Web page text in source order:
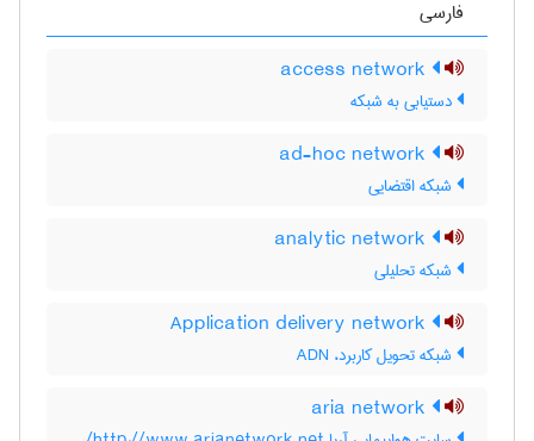
فارسی
دستیابی به شبکه
شبکه اقتضایی
شبکه تحلیلی
شبکه تحویل کاربرد، ADN